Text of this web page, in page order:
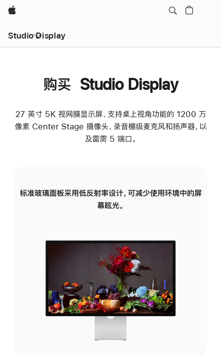
Apple
Studio Display
购买 Studio Display
27 英寸 5K 视网膜显示屏、支持桌上视角功能的 1200 万
像素 Center Stage 摄像头、录音棚级麦克风和扬声器，以
及雷雳 5 端口。
标准玻璃面板采用低反射率设计，可减少使用环境中的屏
幕眩光。